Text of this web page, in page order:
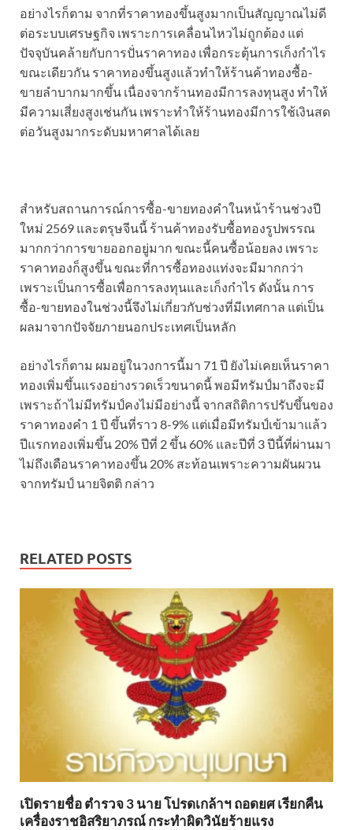
อย่างไรก็ตาม จากที่ราคาทองขึ้นสูงมากเป็นสัญญาณไม่ดี
ต่อระบบเศรษฐกิจ เพราะการเคลื่อนไหวไม่ถูกต้อง แต่
ปัจจุบันคล้ายกับการปั่นราคาทอง เพื่อกระตุ้นการเก็งกำไร
ขณะเดียวกัน ราคาทองขึ้นสูงแล้วทำให้ร้านค้าทองซื้อ-
ขายลำบากมากขึ้น เนื่องจากร้านทองมีการลงทุนสูง ทำให้
มีความเสี่ยงสูงเช่นกัน เพราะทำให้ร้านทองมีการใช้เงินสด
ต่อวันสูงมากระดับมหาศาลได้เลย
สำหรับสถานการณ์การซื้อ-ขายทองคำในหน้าร้านช่วงปี
ใหม่ 2569 และตรุษจีนนี้ ร้านค้าทองรับซื้อทองรูปพรรณ
มากกว่าการขายออกอยู่มาก ขณะนี้คนซื้อน้อยลง เพราะ
ราคาทองก็สูงขึ้น ขณะที่การซื้อทองแท่งจะมีมากกว่า
เพราะเป็นการซื้อเพื่อการลงทุนและเก็งกำไร ดังนั้น การ
ซื้อ-ขายทองในช่วงนี้จึงไม่เกี่ยวกับช่วงที่มีเทศกาล แต่เป็น
ผลมาจากปัจจัยภายนอกประเทศเป็นหลัก
อย่างไรก็ตาม ผมอยู่ในวงการนี้มา 71 ปี ยังไม่เคยเห็นราคา
ทองเพิ่มขึ้นแรงอย่างรวดเร็วขนาดนี้ พอมีทรัมป์มาถึงจะมี
เพราะถ้าไม่มีทรัมป์คงไม่มีอย่างนี้ จากสถิติการปรับขึ้นของ
ราคาทองคำ 1 ปี ขึ้นที่ราว 8-9% แต่เมื่อมีทรัมป์เข้ามาแล้ว
ปีแรกทองเพิ่มขึ้น 20% ปีที่ 2 ขึ้น 60% และปีที่ 3 ปีนี้ที่ผ่านมา
ไม่ถึงเดือนราคาทองขึ้น 20% สะท้อนเพราะความผันผวน
จากทรัมป์ นายจิตติ กล่าว
RELATED POSTS
เปิดรายชื่อ ตำรวจ 3 นาย โปรดเกล้าฯ ถอดยศ เรียกคืน
เครื่องราชอิสริยาภรณ์ กระทำผิดวินัยร้ายแรง